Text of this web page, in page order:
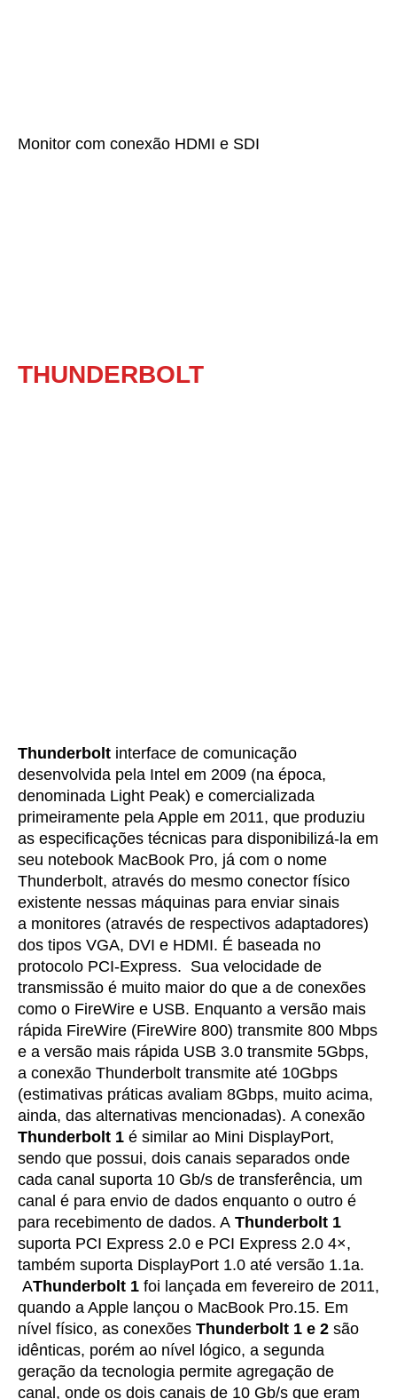
Monitor com conexão HDMI e SDI
THUNDERBOLT
Thunderbolt interface de comunicação
desenvolvida pela Intel em 2009 (na época,
denominada Light Peak) e comercializada
primeiramente pela Apple em 2011, que produziu
as especificações técnicas para disponibilizá-la em
seu notebook MacBook Pro, já com o nome
Thunderbolt, através do mesmo conector físico
existente nessas máquinas para enviar sinais
a monitores (através de respectivos adaptadores)
dos tipos VGA, DVI e HDMI. É baseada no
protocolo PCI-Express. Sua velocidade de
transmissão é muito maior do que a de conexões
como o FireWire e USB. Enquanto a versão mais
rápida FireWire (FireWire 800) transmite 800 Mbps
e a versão mais rápida USB 3.0 transmite 5Gbps,
a conexão Thunderbolt transmite até 10Gbps
(estimativas práticas avaliam 8Gbps, muito acima,
ainda, das alternativas mencionadas). A conexão
Thunderbolt 1 é similar ao Mini DisplayPort,
sendo que possui, dois canais separados onde
cada canal suporta 10 Gb/s de transferência, um
canal é para envio de dados enquanto o outro é
para recebimento de dados. A Thunderbolt 1
suporta PCI Express 2.0 e PCI Express 2.0 4×,
também suporta DisplayPort 1.0 até versão 1.1a.
AThunderbolt 1 foi lançada em fevereiro de 2011,
quando a Apple lançou o MacBook Pro.15. Em
nível físico, as conexões Thunderbolt 1 e 2 são
idênticas, porém ao nível lógico, a segunda
geração da tecnologia permite agregação de
canal, onde os dois canais de 10 Gb/s que eram